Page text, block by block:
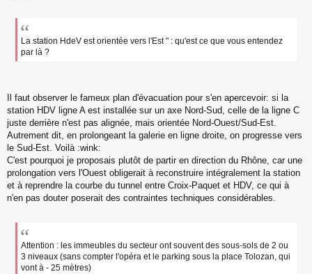
La station HdeV est orientée vers l'Est " : qu'est ce que vous entendez
par là ?
Il faut observer le fameux plan d'évacuation pour s'en apercevoir: si la
station HDV ligne A est installée sur un axe Nord-Sud, celle de la ligne C
juste derrière n'est pas alignée, mais orientée Nord-Ouest/Sud-Est.
Autrement dit, en prolongeant la galerie en ligne droite, on progresse vers
le Sud-Est. Voilà :wink:
C'est pourquoi je proposais plutôt de partir en direction du Rhône, car une
prolongation vers l'Ouest obligerait à reconstruire intégralement la station
et à reprendre la courbe du tunnel entre Croix-Paquet et HDV, ce qui à
n'en pas douter poserait des contraintes techniques considérables.
Attention : les immeubles du secteur ont souvent des sous-sols de 2 ou
3 niveaux (sans compter l'opéra et le parking sous la place Tolozan, qui
vont à - 25 mètres)